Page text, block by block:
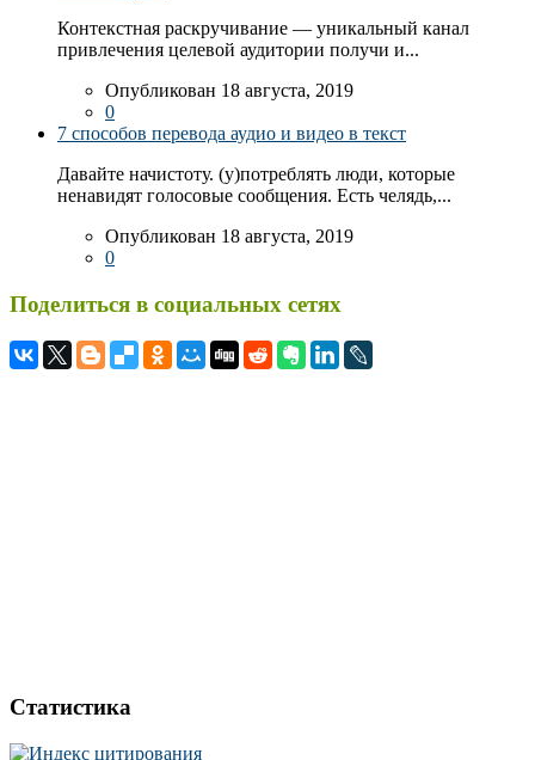
Контекстная раскручивание — уникальный канал
привлечения целевой аудитории получи и...
Опубликован 18 августа, 2019
0
7 способов перевода аудио и видео в текст
Давайте начистоту. (у)потреблять люди, которые
ненавидят голосовые сообщения. Есть челядь,...
Опубликован 18 августа, 2019
0
Поделиться в социальных сетях
Статистика